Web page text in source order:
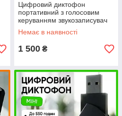
Цифровий диктофон
портативний з голосовим
керуванням звукозаписувач
WAV USB аудіо рекодер для
запису голос з кейсом 64 ГБ
Немає в наявності
1 500 ₴